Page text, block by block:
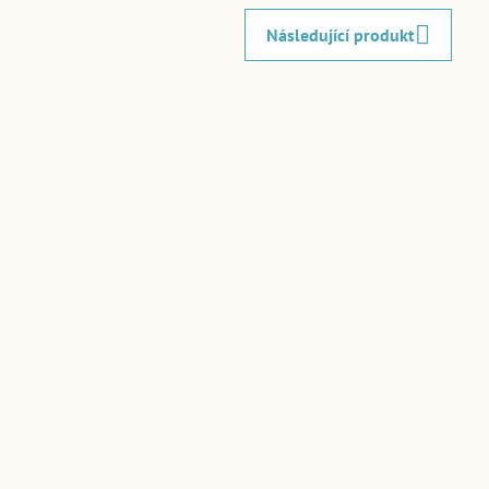
Následující produkt